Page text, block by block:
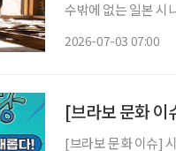
수밖에 없는 일본 시니어들의
2026-07-03 07:00
[브라보 문화 이
[브라보 문화 이슈]